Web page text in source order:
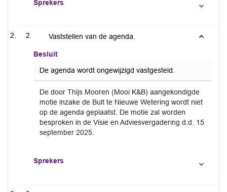
Sprekers
2 Vaststellen van de agenda.
Besluit
De agenda wordt ongewijzigd vastgesteld.
De door Thijs Mooren (Mooi K&B) aangekondigde
motie inzake de Bult te Nieuwe Wetering wordt niet
op de agenda geplaatst. De motie zal worden
besproken in de Visie en Adviesvergadering d.d. 15
september 2025.
Sprekers